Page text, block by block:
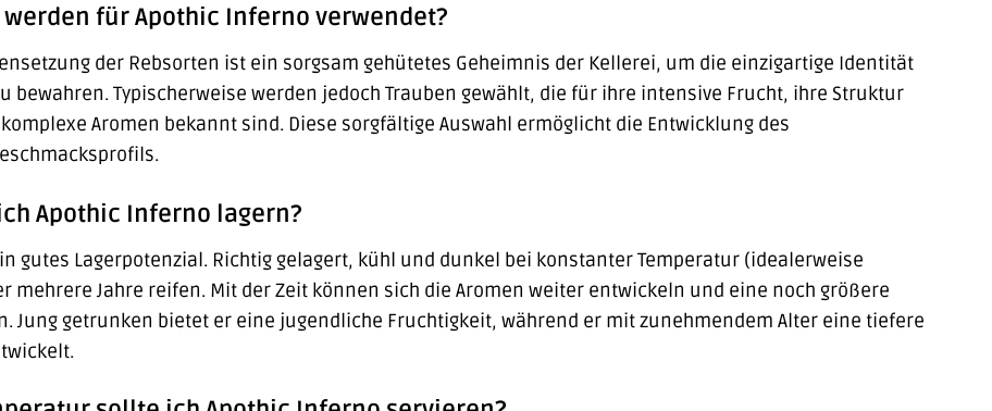
werden für Apothic Inferno verwendet?
der Rebsorten ist ein sorgsam gehütetes Geheimnis der Kellerei, um die einzigartige Identität
bewahren. Typischerweise werden jedoch Trauben gewählt, die für ihre intensive Frucht, ihre Struktur
Aromen bekannt sind. Diese sorgfältige Auswahl ermöglicht die Entwicklung des
Apothic Inferno lagern?
gutes Lagerpotenzial. Richtig gelagert, kühl und dunkel bei konstanter Temperatur (idealerweise
mehrere Jahre reifen. Mit der Zeit können sich die Aromen weiter entwickeln und eine noch größere
Jung getrunken bietet er eine jugendliche Fruchtigkeit, während er mit zunehmendem Alter eine tiefere